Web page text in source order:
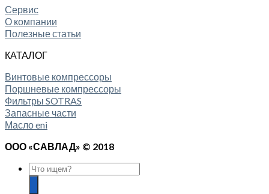
Сервис
О компании
Полезные статьи
КАТАЛОГ
Винтовые компрессоры
Поршневые компрессоры
Фильтры SOTRAS
Запасные части
Масло eni
ООО «САВЛАД» © 2018